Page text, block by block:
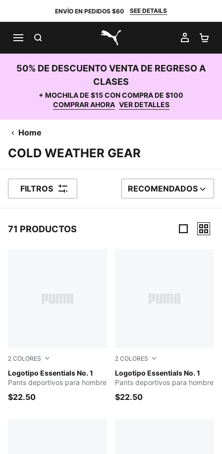
ENVÍO EN PEDIDOS $60 SEE DETAILS
PUMA.com
MI
50% DE DESCUENTO VENTA DE REGRESO A
CLASES
+ MOCHILA DE $15 CON COMPRA DE $100
COMPRAR AHORA VER DETALLES
Home
COLD WEATHER GEAR
FILTROS ORDENAR POR
RECOMENDADOS
71 PRODUCTOS
2 COLORES
Logotipo Essentials No. 1
PUMA BLACK
Pants deportivos para hombre
$22.50
2 COLORES
Logotipo Essentials No. 1
Medium Gray Heather
Pants deportivos para hombre
$22.50